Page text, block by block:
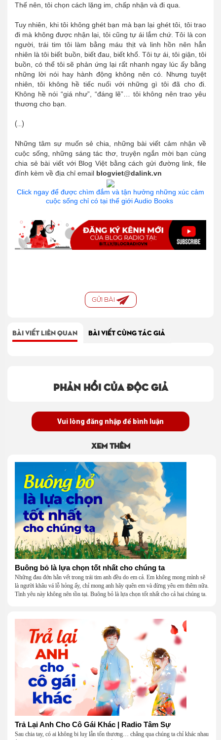
Thế nên, tôi chọn cách lặng im, chấp nhận và đi qua.
Tuy nhiên, khi tôi không ghét bạn mà bạn lại ghét tôi, tôi trao
đi mà không được nhận lại, tôi cũng tự ái lắm chứ. Tôi là con
người, trái tim tôi làm bằng máu thịt và linh hồn nên hẳn
nhiên là tôi biết buồn, biết đau, biết khổ. Tôi tự ái, tôi giận, tôi
buồn, có thể tôi sẽ phản ứng lại rất nhanh ngay lúc ấy bằng
những lời nói hay hành động không nên có. Nhưng tuyệt
nhiên, tôi không hề tiếc nuối với những gì tôi đã cho đi.
Không hề nói “giá như”, “đáng lẽ”… tôi không nên trao yêu
thương cho bạn.
(...)
Những tâm sự muốn sẻ chia, những bài viết cảm nhận về
cuộc sống, những sáng tác thơ, truyện ngắn mời bạn cùng
chia sẻ bài viết với Blog Việt bằng cách gửi đường link, file
đính kèm về địa chỉ email blogviet@dalink.vn
Click ngay để được chìm đắm và tận hưởng những xúc cảm
cuộc sống chỉ có tại thế giới Audio Books
GỬI BÀI
BÀI VIẾT LIÊN QUAN BÀI VIẾT CÙNG TÁC GIẢ
Phản hồi của độc giả
Vui lòng đăng nhập để bình luận
Xem thêm
Buông bỏ là lựa chọn tốt nhất cho chúng ta
Những đau đớn hằn vết trong trái tim anh đều do em cả. Em không mong mình sẽ
là người khâu vá lỗ hỏng ấy, chỉ mong anh hãy quên em và đừng yêu em thêm nữa.
Tình yêu này không nên tồn tại. Buông bỏ là lựa chọn tốt nhất cho cả hai chúng ta.
Trả Lại Anh Cho Cô Gái Khác | Radio Tâm Sự
Sau chia tay, có ai không bi luỵ lẫn tổn thương… chẳng qua chúng ta chỉ khác nhau